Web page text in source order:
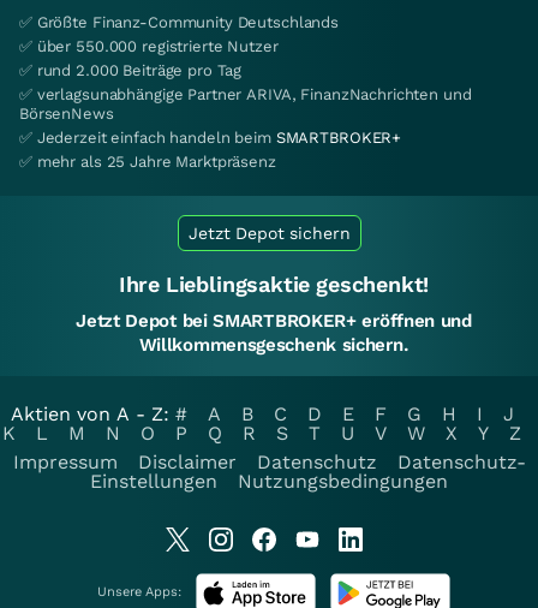
✅ Größte Finanz-Community Deutschlands
✅ über 550.000 registrierte Nutzer
✅ rund 2.000 Beiträge pro Tag
✅ verlagsunabhängige Partner ARIVA, FinanzNachrichten und
BörsenNews
✅ Jederzeit einfach handeln beim SMARTBROKER+
✅ mehr als 25 Jahre Marktpräsenz
Jetzt Depot sichern
Ihre Lieblingsaktie geschenkt!
Jetzt Depot bei SMARTBROKER+ eröffnen und
Willkommensgeschenk sichern.
Aktien von A - Z: # A B C D E F G H I
J
K
L M N O P Q R S T U V W X Y
Z
Impressum
Disclaimer Datenschutz
Datenschutz-
Einstellungen
Nutzungsbedingungen
Unsere Apps: